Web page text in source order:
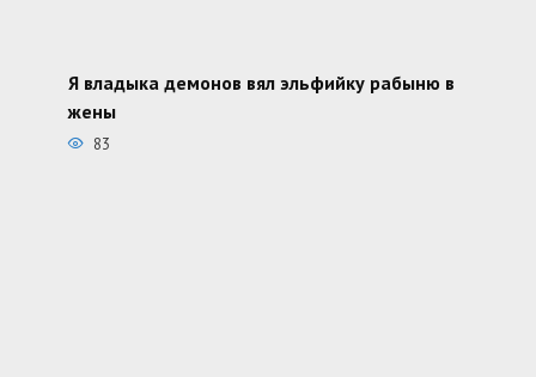
Я владыка демонов вял эльфийку рабыню в
жены
83